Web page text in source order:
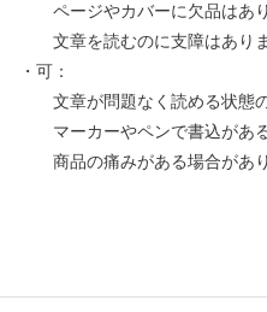
ページやカバーに欠品はあり
文章を読むのに支障はありま
・可：
文章が問題なく読める状態の
マーカーやペンで書込がある
商品の痛みがある場合があり